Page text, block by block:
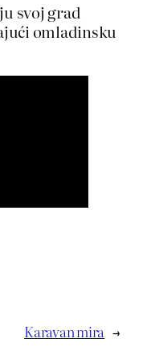
svoj grad
omladinsku
Karavan mira →